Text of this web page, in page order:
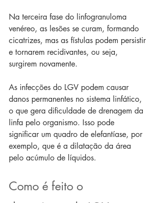
Na terceira fase do linfogranuloma
venéreo, as lesões se curam, formando
cicatrizes, mas as fístulas podem persistir
e tornarem recidivantes, ou seja,
surgirem novamente.
As infecções do LGV podem causar
danos permanentes no sistema linfático,
o que gera dificuldade de drenagem da
linfa pelo organismo. Isso pode
significar um quadro de elefantíase, por
exemplo, que é a dilatação da área
pelo acúmulo de líquidos.
Como é feito o